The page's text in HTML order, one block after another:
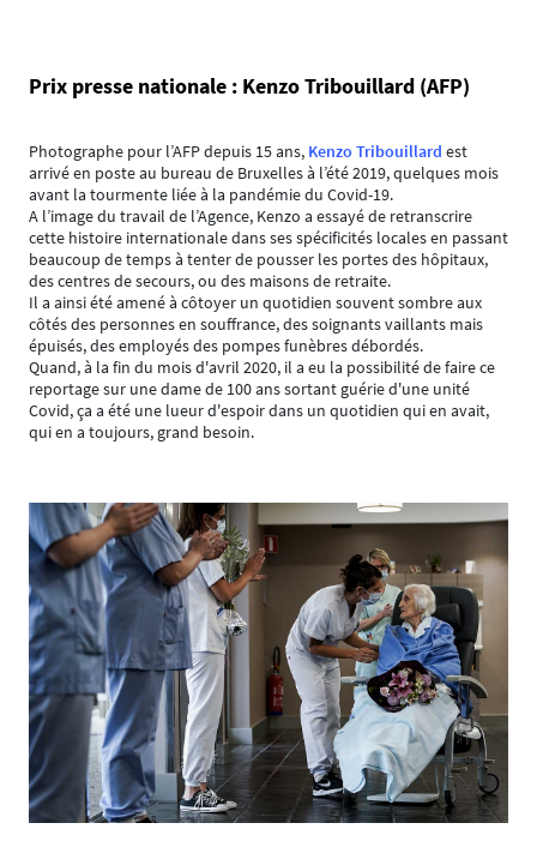
Prix presse nationale : Kenzo Tribouillard (AFP)
Photographe pour l’AFP depuis 15 ans, Kenzo Tribouillard est
arrivé en poste au bureau de Bruxelles à l’été 2019, quelques mois
avant la tourmente liée à la pandémie du Covid-19.
A l’image du travail de l’Agence, Kenzo a essayé de retranscrire
cette histoire internationale dans ses spécificités locales en passant
beaucoup de temps à tenter de pousser les portes des hôpitaux,
des centres de secours, ou des maisons de retraite.
Il a ainsi été amené à côtoyer un quotidien souvent sombre aux
côtés des personnes en souffrance, des soignants vaillants mais
épuisés, des employés des pompes funèbres débordés.
Quand, à la fin du mois d'avril 2020, il a eu la possibilité de faire ce
reportage sur une dame de 100 ans sortant guérie d'une unité
Covid, ça a été une lueur d'espoir dans un quotidien qui en avait,
qui en a toujours, grand besoin.